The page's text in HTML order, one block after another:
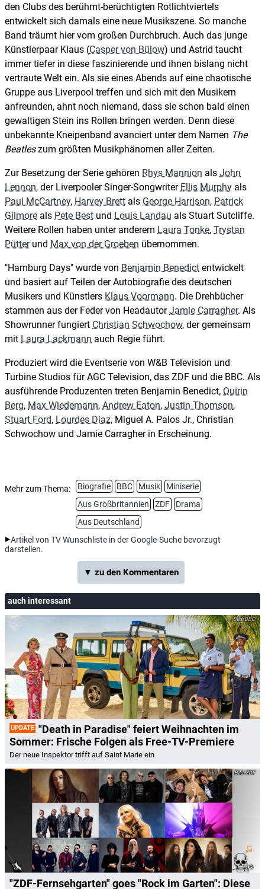
den Clubs des berühmt-berüchtigten Rotlichtviertels
entwickelt sich damals eine neue Musikszene. So manche
Band träumt hier vom großen Durchbruch. Auch das junge
Künstlerpaar Klaus (Casper von Bülow) und Astrid taucht
immer tiefer in diese faszinierende und ihnen bislang nicht
vertraute Welt ein. Als sie eines Abends auf eine chaotische
Gruppe aus Liverpool treffen und sich mit den Musikern
anfreunden, ahnt noch niemand, dass sie schon bald einen
gewaltigen Stein ins Rollen bringen werden. Denn diese
unbekannte Kneipenband avanciert unter dem Namen The
Beatleszum größten Musikphänomen aller Zeiten.
Zur Besetzung der Serie gehören Rhys Mannion als John
Lennon, der Liverpooler Singer-Songwriter Ellis Murphy als
Paul McCartney, Harvey Brett als George Harrison, Patrick
Gilmore als Pete Best und Louis Landau als Stuart Sutcliffe.
Weitere Rollen haben unter anderem Laura Tonke, Trystan
Pütterund Max von der Groeben übernommen.
"Hamburg Days" wurde von Benjamin Benedict entwickelt
und basiert auf Teilen der Autobiografie des deutschen
Musikers und Künstlers Klaus Voormann. Die Drehbücher
stammen aus der Feder von HeadautorJamie Carragher. Als
Showrunner fungiert Christian Schwochow, der gemeinsam
mit Laura Lackmann auch Regie führt.
Produziert wird die Eventserie von W&B Television und
Turbine Studios für AGC Television, das ZDF und die BBC. Als
ausführende Produzenten treten Benjamin Benedict, Quirin
Berg, Max Wiedemann, Andrew Eaton, Justin Thomson,
Stuart Ford, Lourdes Diaz, Miguel A. Palos Jr., Christian
Schwochow und Jamie Carragher in Erscheinung.
Mehr zum Thema: Biografie BBC Musik
Miniserie
Aus Großbritannien
ZDF
Drama
Aus Deutschland
Artikel von TV Wunschliste in der Google-Suche bevorzugt
darstellen.
▼ zu den Kommentaren
auch interessant
BBC
UPDATE "Death in Paradise" feiert Weihnachten im
Sommer: Frische Folgen als Free-TV-Premiere
Der neue Inspektor trifft auf Saint Marie ein
ZDF
"ZDF-Fernsehgarten" goes "Rock im Garten": Diese